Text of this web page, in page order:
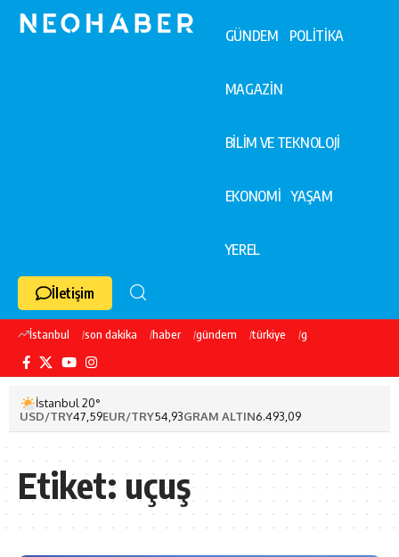
GÜNDEM POLİTİKA
MAGAZİN
BİLİM VE TEKNOLOJİ
EKONOMİ YAŞAM
YEREL
İletişim
İstanbul son dakika haber gündem türkiye galatasaray
İstanbul 20°
USD/TRY47,59EUR/TRY54,93GRAM ALTIN6.493,09
Etiket: uçuş